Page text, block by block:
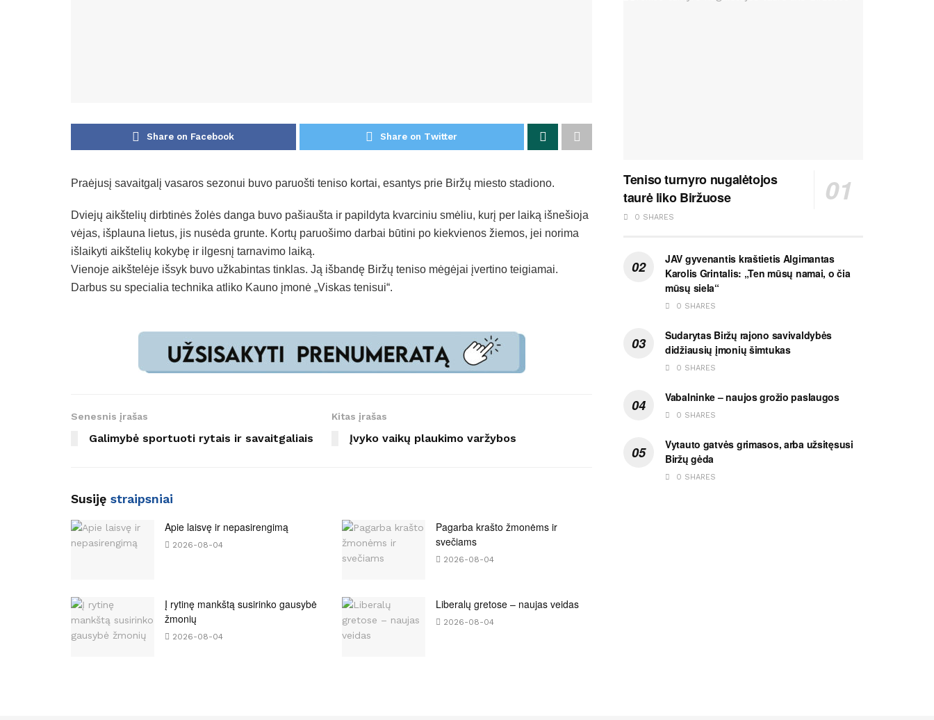
Share on Facebook Share on Twitter
Praėjusį savaitgalį vasaros sezonui buvo paruošti teniso kortai, esantys prie Biržų miesto stadiono.
Dviejų aikštelių dirbtinės žolės danga buvo pašiaušta ir papildyta kvarciniu smėliu, kurį per laiką išnešioja
vėjas, išplauna lietus, jis nusėda grunte. Kortų paruošimo darbai būtini po kiekvienos žiemos, jei norima
išlaikyti aikštelių kokybę ir ilgesnį tarnavimo laiką.
Vienoje aikštelėje išsyk buvo užkabintas tinklas. Ją išbandę Biržų teniso mėgėjai įvertino teigiamai.
Darbus su specialia technika atliko Kauno įmonė „Viskas tenisui“.
Senesnis įrašas
Galimybė sportuoti rytais ir savaitgaliais
Kitas įrašas
Įvyko vaikų plaukimo varžybos
Susiję straipsniai
Apie laisvę ir nepasirengimą
2026-08-04
Pagarba krašto žmonėms ir
svečiams
2026-08-04
Į rytinę mankštą susirinko gausybė
žmonių
2026-08-04
Liberalų gretose – naujas veidas
2026-08-04
Teniso turnyro nugalėtojos
taurė liko Biržuose
0 SHARES
JAV gyvenantis kraštietis Algimantas
Karolis Grintalis: „Ten mūsų namai, o čia
mūsų siela“
0 SHARES
Sudarytas Biržų rajono savivaldybės
didžiausių įmonių šimtukas
0 SHARES
Vabalninke – naujos grožio paslaugos
0 SHARES
Vytauto gatvės grimasos, arba užsitęsusi
Biržų gėda
0 SHARES